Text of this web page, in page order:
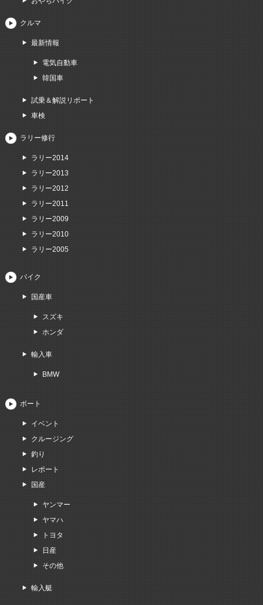
クルマ
最新情報
電気自動車
韓国車
試乗＆解説リポート
車検
ラリー修行
ラリー2014
ラリー2013
ラリー2012
ラリー2011
ラリー2009
ラリー2010
ラリー2005
バイク
国産車
スズキ
ホンダ
輸入車
BMW
ボート
イベント
クルージング
釣り
レポート
国産
ヤンマー
ヤマハ
トヨタ
日産
その他
輸入艇